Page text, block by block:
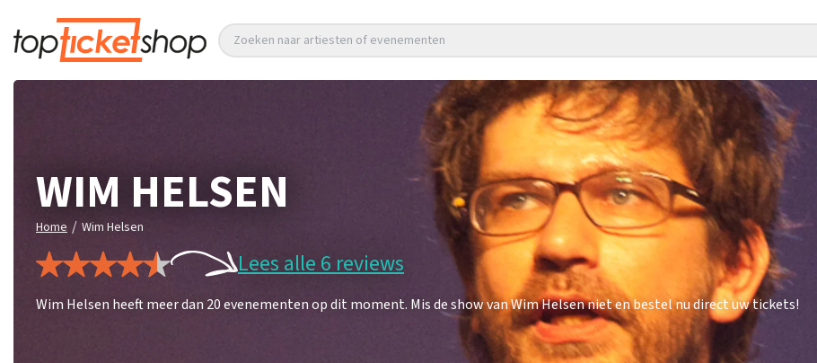
Zoeken naar artiesten of evenementen
WIM HELSEN
Home / Wim Helsen
Lees alle 6 reviews
Wim Helsen heeft meer dan 20 evenementen op dit moment. Mis de show van Wim Helsen niet en bestel nu direct uw tickets!